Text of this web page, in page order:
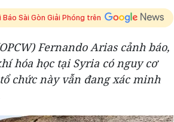
Báo Sài Gòn Giải Phóng trên
Fernando Arias cảnh báo,
hóa học tại Syria có nguy cơ
chức này vẫn đang xác minh